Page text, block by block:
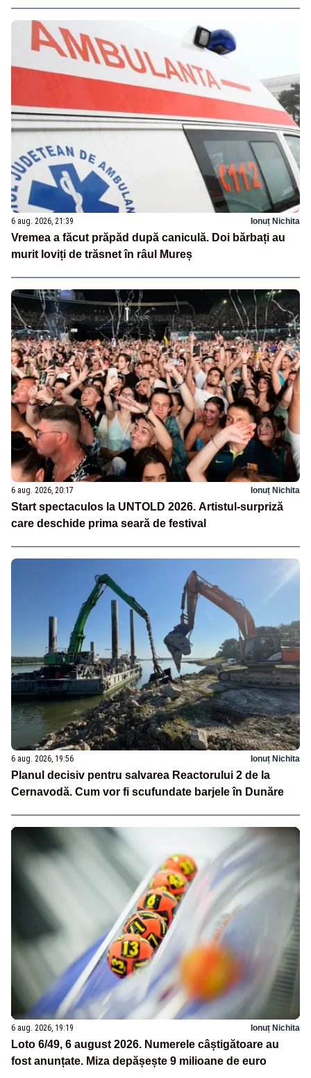
6 aug. 2026, 21:39 Ionuț Nichita
Vremea a făcut prăpăd după caniculă. Doi bărbați au
murit loviți de trăsnet în râul Mureș
6 aug. 2026, 20:17 Ionuț Nichita
Start spectaculos la UNTOLD 2026. Artistul-surpriză
care deschide prima seară de festival
6 aug. 2026, 19:56 Ionuț Nichita
Planul decisiv pentru salvarea Reactorului 2 de la
Cernavodă. Cum vor fi scufundate barjele în Dunăre
6 aug. 2026, 19:19 Ionuț Nichita
Loto 6/49, 6 august 2026. Numerele câștigătoare au
fost anunțate. Miza depășește 9 milioane de euro